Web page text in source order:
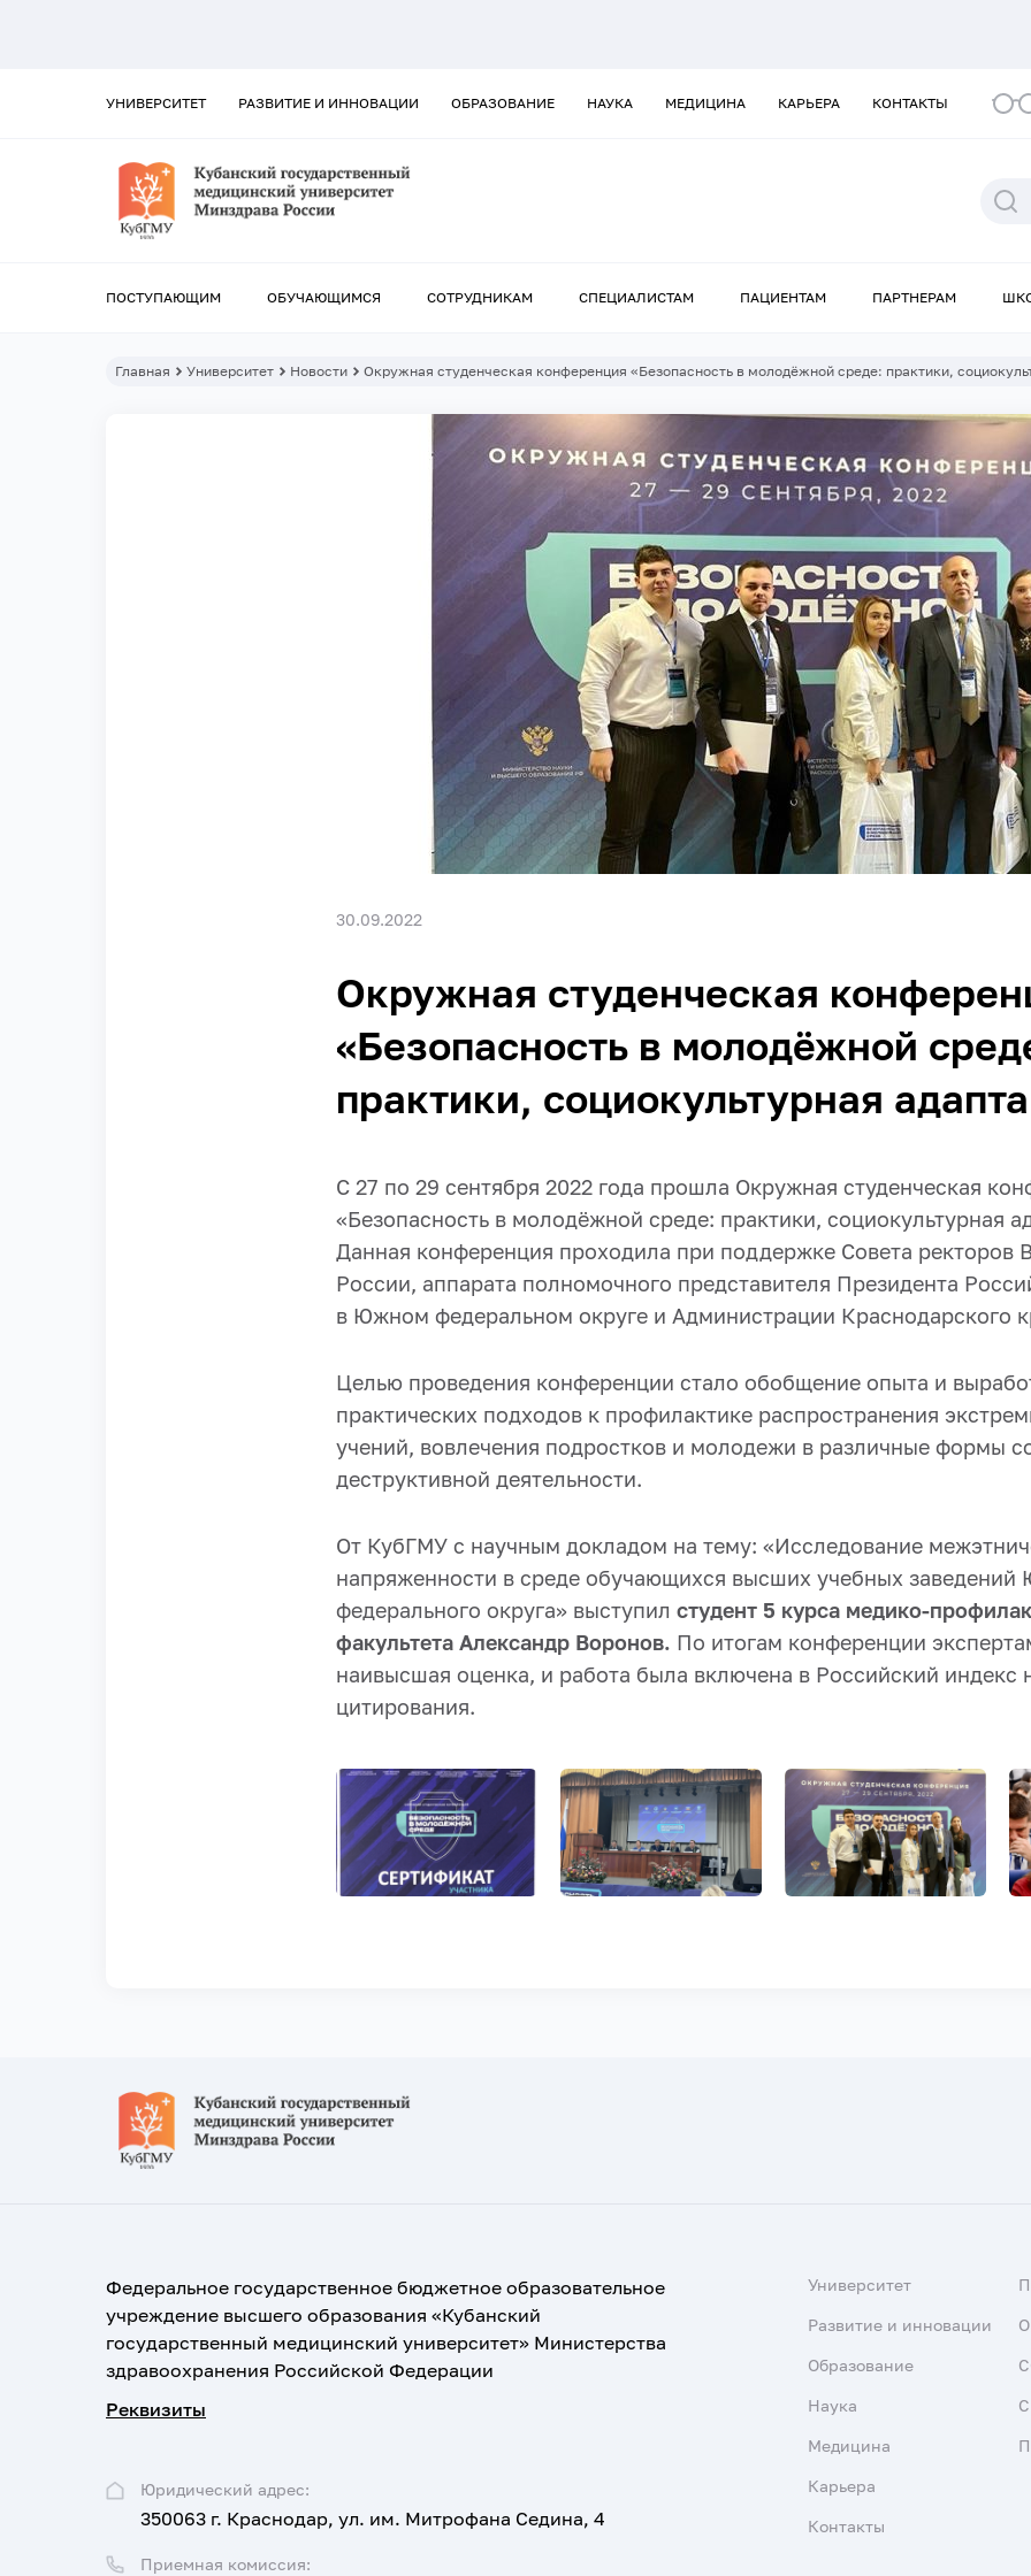
УНИВЕРСИТЕТ РАЗВИТИЕ И ИННОВАЦИИ ОБРАЗОВАНИЕ НАУКА МЕДИЦИНА КАРЬЕРА КОНТАКТЫ
ПОСТУПАЮЩИМ ОБУЧАЮЩИМСЯ СОТРУДНИКАМ СПЕЦИАЛИСТАМ ПАЦИЕНТАМ ПАРТНЕРАМ
Главная Университет Новости Окружная студенческая конференция «Безопасность в молодёжной среде: практики,
30.09.2022
Окружная студенческая
«Безопасность в молодёжной
практики, социокультурная
С 27 по 29 сентября 2022 года прошла Окружная студенческая
«Безопасность в молодёжной среде: практики, социокультурная
Данная конференция проходила при поддержке Совета ректоров
России, аппарата полномочного представителя Президента
в Южном федеральном округе и Администрации Краснодарского
Целью проведения конференции стало обобщение опыта и
практических подходов к профилактике распространения
учений, вовлечения подростков и молодежи в различные формы
деструктивной деятельности.
От КубГМУ с научным докладом на тему: «Исследование
напряженности в среде обучающихся высших учебных заведений
федерального округа» выступил студент 5 курса медико-
факультета Александр Воронов. По итогам конференции
наивысшая оценка, и работа была включена в Российский индекс
цитирования.
Федеральное государственное бюджетное образовательное
учреждение высшего образования «Кубанский
государственный медицинский университет» Министерства
здравоохранения Российской Федерации
Реквизиты
Юридический адрес:
350063 г. Краснодар, ул. им. Митрофана Седина, 4
Приемная комиссия:
Университет
Развитие и инновации
Образование
Наука
Медицина
Карьера
Контакты